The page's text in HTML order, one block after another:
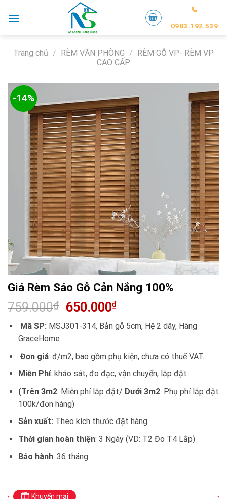
0983.192.539
Trang chủ / RÈM VĂN PHÒNG / RÈM GỖ VP- RÈM VP
CAO CẤP
-14%
Giá Rèm Sáo Gỗ Cản Nắng 100%
759.000₫ 650.000₫
Mã SP: MSJ301-314, Bản gỗ 5cm, Hệ 2 dây, Hãng
GraceHome
Đơn giá: đ/m2, bao gồm phụ kiện, chưa có thuế VAT.
Miễn Phí: khảo sát, đo đạc, vận chuyển, lắp đặt
(Trên 3m2: Miễn phí lắp đặt/ Dưới 3m2: Phụ phí lắp đặt
100k/đơn hàng)
Sản xuất: Theo kích thước đặt hàng
Thời gian hoàn thiện: 3 Ngày (VD: T2 Đo T4 Lắp)
Bảo hành: 36 tháng.
Khuyến mại